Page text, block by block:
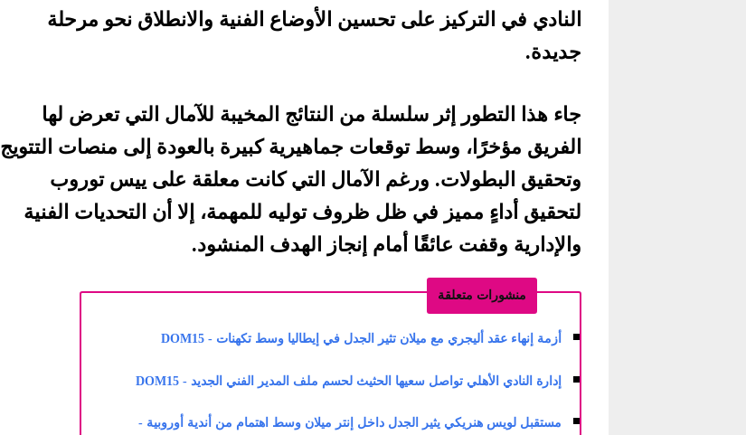
النادي في التركيز على تحسين الأوضاع الفنية والانطلاق نحو مرحلة
جديدة.
جاء هذا التطور إثر سلسلة من النتائج المخيبة للآمال التي تعرض لها
الفريق مؤخرًا، وسط توقعات جماهيرية كبيرة بالعودة إلى منصات التتويج
وتحقيق البطولات. ورغم الآمال التي كانت معلقة على ييس توروب
لتحقيق أداءٍ مميز في ظل ظروف توليه للمهمة، إلا أن التحديات الفنية
والإدارية وقفت عائقًا أمام إنجاز الهدف المنشود.
منشورات متعلقة
أزمة إنهاء عقد أليجري مع ميلان تثير الجدل في إيطاليا وسط تكهنات - DOM15
إدارة النادي الأهلي تواصل سعيها الحثيث لحسم ملف المدير الفني الجديد - DOM15
مستقبل لويس هنريكي يثير الجدل داخل إنتر ميلان وسط اهتمام من أندية أوروبية -